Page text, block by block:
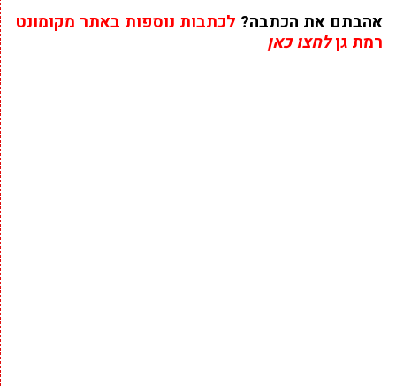
אהבתם את הכתבה? לכתבות נוספות באתר מקומונט
רמת גןלחצו כאן